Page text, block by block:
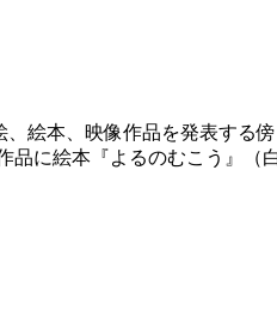
絵本、映像作品を発表する
に絵本『よるのむこう』